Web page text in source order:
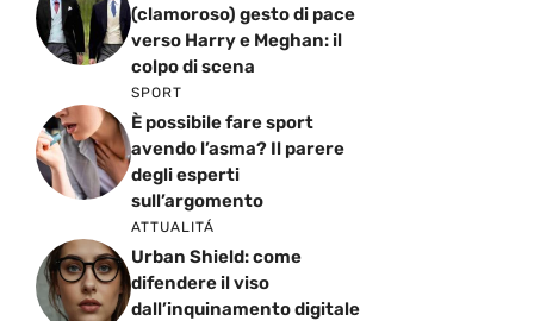
(clamoroso) gesto di pace
verso Harry e Meghan: il
colpo di scena
SPORT
È possibile fare sport
avendo l’asma? Il parere
degli esperti
sull’argomento
ATTUALITÁ
Urban Shield: come
difendere il viso
dall’inquinamento digitale